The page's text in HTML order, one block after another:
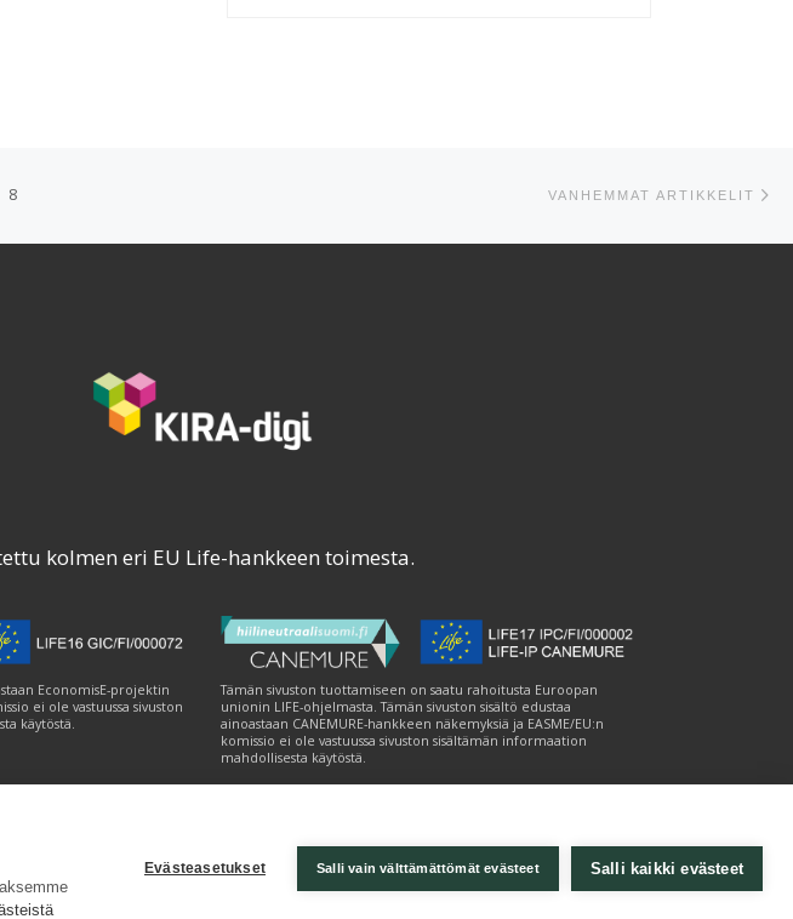
Evästeasetukset Salli vain välttämättömät evästeet Salli kaikki evästeet
8 VANHEMMAT ARTIKKELIT
kolmen eri EU Life-hankkeen toimesta.
EconomisE-projektin
ei ole vastuussa sivuston
käytöstä.
Tämän sivuston tuottamiseen on saatu rahoitusta Euroopan
unionin LIFE-ohjelmasta. Tämän sivuston sisältö edustaa
ainoastaan CANEMURE-hankkeen näkemyksiä ja EASME/EU:n
komissio ei ole vastuussa sivuston sisältämän informaation
mahdollisesta käytöstä.
Lähetä palautetta (syke.fi)